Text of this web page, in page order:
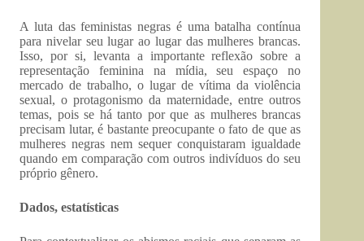
A luta das feministas negras é uma batalha contínua
para nivelar seu lugar ao lugar das mulheres brancas.
Isso, por si, levanta a importante reflexão sobre a
representação feminina na mídia, seu espaço no
mercado de trabalho, o lugar de vítima da violência
sexual, o protagonismo da maternidade, entre outros
temas, pois se há tanto por que as mulheres brancas
precisam lutar, é bastante preocupante o fato de que as
mulheres negras nem sequer conquistaram igualdade
quando em comparação com outros indivíduos do seu
próprio gênero.
Dados, estatísticas